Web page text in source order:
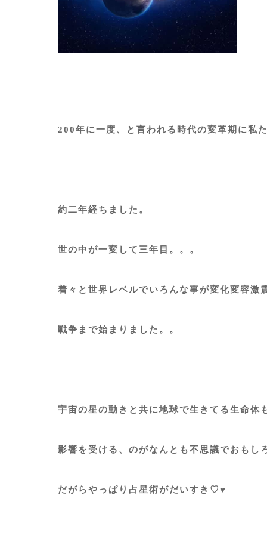
200年に一度、と言われる時代の変革期に私
約二年経ちました。
世の中が一変して三年目。。。
着々と世界レベルでいろんな事が変化変容激
戦争まで始まりました。。
宇宙の星の動きと共に地球で生きてる生命体
影響を受ける、のがなんとも不思議でおもし
だがらやっぱり占星術がだいすき♡♥